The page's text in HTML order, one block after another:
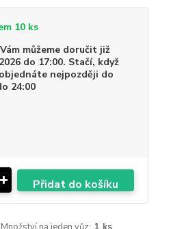
10 ks
můžeme doručit již
do 17:00. Stačí, když
nejpozději do
24:00
Přidat do košíku